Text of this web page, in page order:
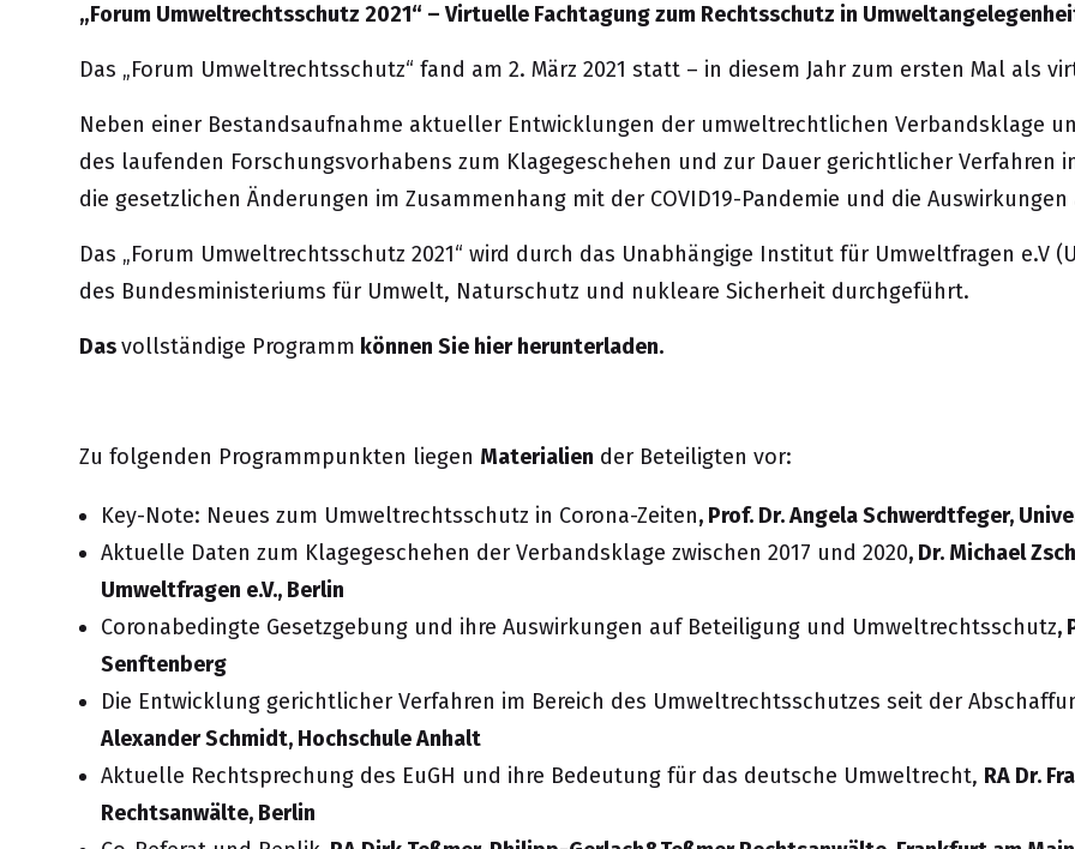
„Forum Umweltrechtsschutz 2021“ – Virtuelle Fachtagung zum Rechtsschutz in
Das „Forum Umweltrechtsschutz“ fand am 2. März 2021 statt – in diesem Jahr zum ersten Mal als
Neben einer Bestandsaufnahme aktueller Entwicklungen der umweltrechtlichen Verbandsklage
des laufenden Forschungsvorhabens zum Klagegeschehen und zur Dauer gerichtlicher Verfahren
die gesetzlichen Änderungen im Zusammenhang mit der COVID19-Pandemie und die
Das „Forum Umweltrechtsschutz 2021“ wird durch das Unabhängige Institut für Umweltfragen e.V
des Bundesministeriums für Umwelt, Naturschutz und nukleare Sicherheit durchgeführt.
Dasvollständige Programm können Sie hier herunterladen.
Zu folgenden Programmpunkten liegen Materialien der Beteiligten vor:
Key-Note: Neues zum Umweltrechtsschutz in Corona-Zeiten, Prof. Dr. Angela Schwerdtfeger,
Aktuelle Daten zum Klagegeschehen der Verbandsklage zwischen 2017 und 2020, Dr. Michael
Umweltfragen e.V., Berlin
Coronabedingte Gesetzgebung und ihre Auswirkungen auf Beteiligung und Umweltrechtsschutz,
Senftenberg
Die Entwicklung gerichtlicher Verfahren im Bereich des Umweltrechtsschutzes seit der
Alexander Schmidt, Hochschule Anhalt
Aktuelle Rechtsprechung des EuGH und ihre Bedeutung für das deutsche Umweltrecht, RA Dr.
Rechtsanwälte, Berlin